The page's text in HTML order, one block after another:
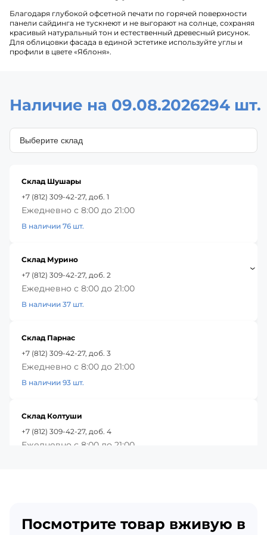
Благодаря глубокой офсетной печати по горячей поверхности
панели сайдинга не тускнеют и не выгорают на солнце, сохраняя
красивый натуральный тон и естественный древесный рисунок.
Для облицовки фасада в единой эстетике используйте углы и
профили в цвете «Яблоня».
Наличие на 09.08.2026294 шт.
Склад Шушары
+7 (812) 309-42-27, доб. 1
Ежедневно с 8:00 до 21:00
В наличии 76 шт.
Склад Мурино
+7 (812) 309-42-27, доб. 2
Ежедневно с 8:00 до 21:00
В наличии 37 шт.
Склад Парнас
+7 (812) 309-42-27, доб. 3
Ежедневно с 8:00 до 21:00
В наличии 93 шт.
Склад Колтуши
+7 (812) 309-42-27, доб. 4
Ежедневно с 8:00 до 21:00
Ежедневно с 8:00 до 21:00
Посмотрите товар вживую в